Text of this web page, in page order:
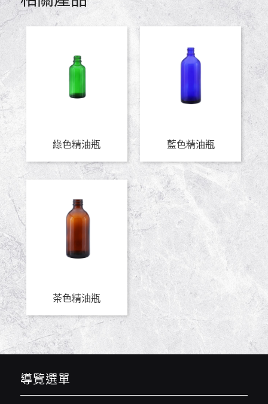
綠色精油瓶 藍色精油瓶
茶色精油瓶
導覽選單